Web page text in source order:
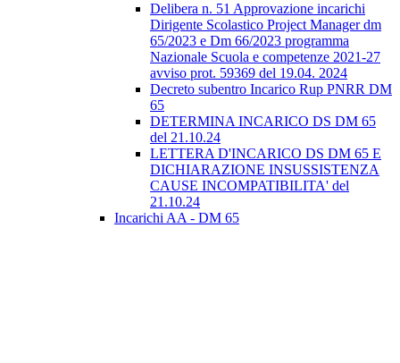
Delibera n. 51 Approvazione incarichi
Dirigente Scolastico Project Manager dm
65/2023 e Dm 66/2023 programma
Nazionale Scuola e competenze 2021-27
avviso prot. 59369 del 19.04. 2024
Decreto subentro Incarico Rup PNRR DM
65
DETERMINA INCARICO DS DM 65
del 21.10.24
LETTERA D'INCARICO DS DM 65 E
DICHIARAZIONE INSUSSISTENZA
CAUSE INCOMPATIBILITA' del
21.10.24
Incarichi AA - DM 65